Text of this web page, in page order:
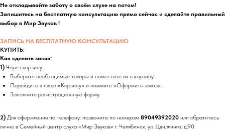
Не откладывайте заботу о своём слухе на потом!
Запишитесь на бесплатную консультацию прямо сейчас и сделайте правильный
выбор в Мир Звуков !
ЗАПИСЬ НА БЕСПЛАТНУЮ КОНСУЛЬТАЦИЮ
КУПИТЬ:
Как сделать заказ:
1) Через корзину:
Выберите необходимые товары и поместите их в корзину.
Перейдите в свою «Корзину» и нажмите «Оформить заказ».
Заполните регистрационную форму.
2) Для оформления по телефону: позвоните по номерам 89049392020 или обратитесь
лично в Семейный центр слуха «Мир Звуков» г. Челябинск, ул. Цвиллинга, д.90.